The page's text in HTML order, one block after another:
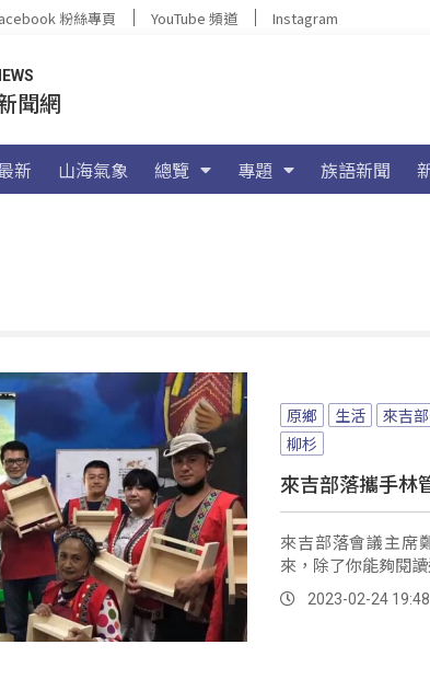
粉絲專頁 YouTube 頻道 Instagram
聞網
新 山海氣象 總覽 專題 族語新聞
原鄉 生活 來吉
柳杉
來吉部落攜手林
來吉部落會議主席
來，除了你能夠閱
2023-02-24 19:48